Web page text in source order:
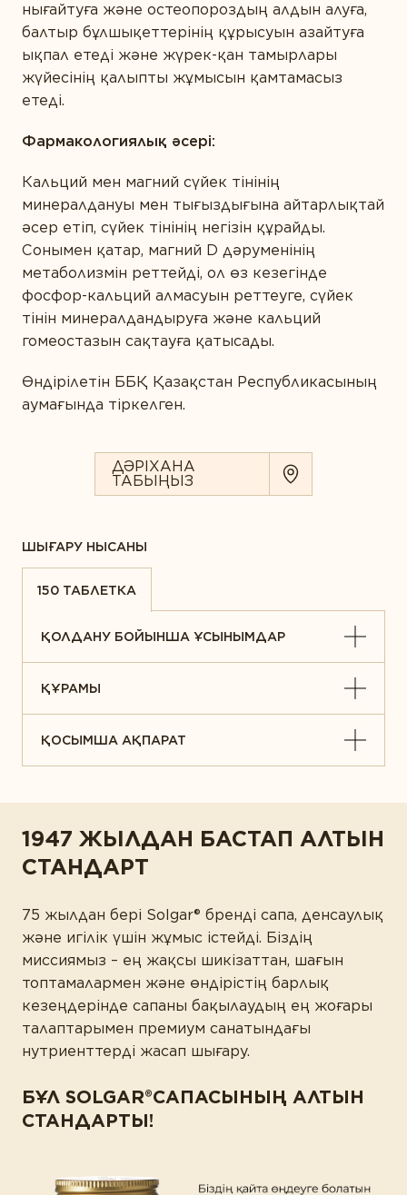
Ақуыздар мен амин қышқылдары
Дәрумендер
Кешендер
Минералдар
Өсімдіктер
Пробиотиктер
Ферменттер
нығайтуға және остеопороздың алдын алуға,
балтыр бұлшықеттерінің құрысуын азайтуға
ықпал етеді және жүрек-қан тамырлары
жүйесінің қалыпты жұмысын қамтамасыз
етеді.
Фармакологиялық әсері:
Кальций мен магний сүйек тінінің
минералдануы мен тығыздығына айтарлықтай
әсер етіп, сүйек тінінің негізін құрайды.
Сонымен қатар, магний D дәруменінің
метаболизмін реттейді, ол өз кезегінде
фосфор-кальций алмасуын реттеуге, сүйек
тінін минералдандыруға және кальций
гомеостазын сақтауға қатысады.
Өндірілетін ББҚ Қазақстан Республикасының
аумағында тіркелген.
ДӘРІХАНА
ТАБЫҢЫЗ
ШЫҒАРУ НЫСАНЫ
150 ТАБЛЕТКА
ҚОЛДАНУ БОЙЫНША ҰСЫНЫМДАР
ҚҰРАМЫ
ҚОСЫМША АҚПАРАТ
1947 ЖЫЛДАН БАСТАП АЛТЫН
СТАНДАРТ
75 жылдан бері Solgar® бренді сапа, денсаулық
және игілік үшін жұмыс істейді. Біздің
миссиямыз – ең жақсы шикізаттан, шағын
топтамалармен және өндірістің барлық
кезеңдерінде сапаны бақылаудың ең жоғары
талаптарымен премиум санатындағы
нутриенттерді жасап шығару.
БҰЛ SOLGAR®САПАСЫНЫҢ АЛТЫН
СТАНДАРТЫ!
СІЗДІҢ ҚАЛАҢЫЗ
E-MAIL *
Вы соглашаетесь с Политикой
конфиденциальности и даете согласие на
сбор и обработку персональных данных.
ПІКІР ҚАЛДЫРУ